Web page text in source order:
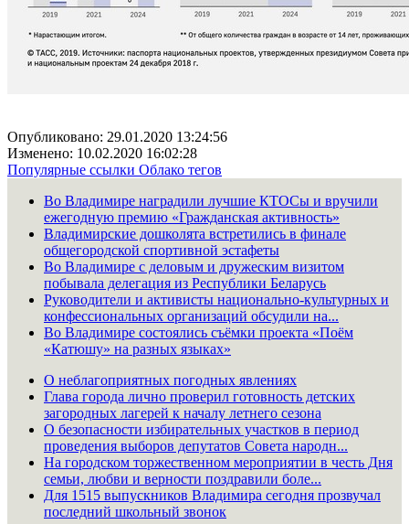
Опубликовано: 29.01.2020 13:24:56
Изменено: 10.02.2020 16:02:28
Популярные ссылки Облако тегов
Во Владимире наградили лучшие КТОСы и вручили
ежегодную премию «Гражданская активность»
Владимирские дошколята встретились в финале
общегородской спортивной эстафеты
Во Владимире с деловым и дружеским визитом
побывала делегация из Республики Беларусь
Руководители и активисты национально-культурных и
конфессиональных организаций обсудили на...
Во Владимире состоялись съёмки проекта «Поём
«Катюшу» на разных языках»
О неблагоприятных погодных явлениях
Глава города лично проверил готовность детских
загородных лагерей к началу летнего сезона
О безопасности избирательных участков в период
проведения выборов депутатов Совета народн...
На городском торжественном мероприятии в честь Дня
семьи, любви и верности поздравили боле...
Для 1515 выпускников Владимира сегодня прозвучал
последний школьный звонок